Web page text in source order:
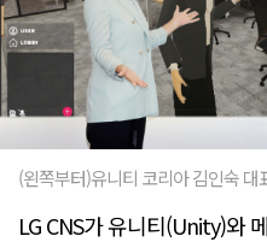
(왼쪽부터)유니티 코리아 김인숙 대
LG CNS가 유니티(Unity)와